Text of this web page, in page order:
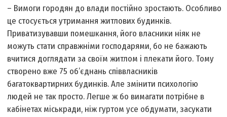
– Вимоги городян до влади постійно зростають. Особ­ливо
це стосується утримання житлових будинків.
Приватизувавши помешкання, його власники ніяк не
можуть стати справжніми господарями, бо не бажають
вчитися доглядати за своїм житлом і плекати його. Тому
створено вже 75 об’єднань співвласників
багатоквартирних будинків. Але змінити психологію
людей не так прос­то. Легше ж бо вимагати потрібне в
кабінетах міськради, ніж гуртом усе обдумати, засукати